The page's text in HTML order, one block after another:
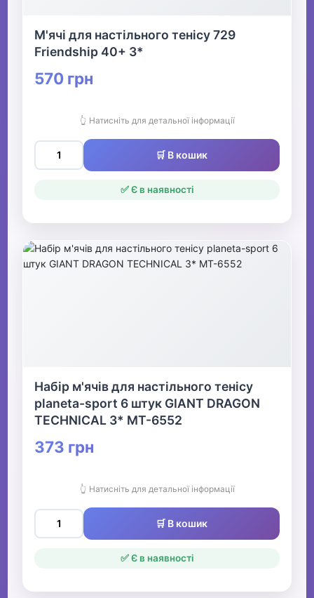
М'ячі для настільного тенісу 729
Friendship 40+ 3*
570 грн
👆 Натисніть для детальної інформації
🛒 В кошик
✅ Є в наявності
Набір м'ячів для настільного тенісу
planeta-sport 6 штук GIANT DRAGON
TECHNICAL 3* MT-6552
373 грн
👆 Натисніть для детальної інформації
🛒 В кошик
✅ Є в наявності